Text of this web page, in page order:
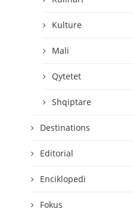
Kulture
Mali
Qytetet
Shqiptare
Destinations
Editorial
Enciklopedi
Fokus